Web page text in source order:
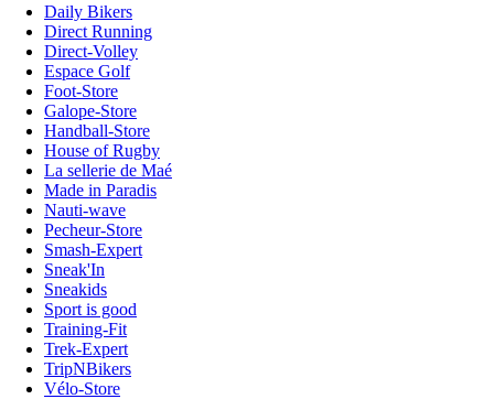
Daily Bikers
Direct Running
Direct-Volley
Espace Golf
Foot-Store
Galope-Store
Handball-Store
House of Rugby
La sellerie de Maé
Made in Paradis
Nauti-wave
Pecheur-Store
Smash-Expert
Sneak'In
Sneakids
Sport is good
Training-Fit
Trek-Expert
TripNBikers
Vélo-Store